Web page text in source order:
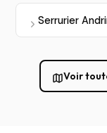
Serrurier
Voir